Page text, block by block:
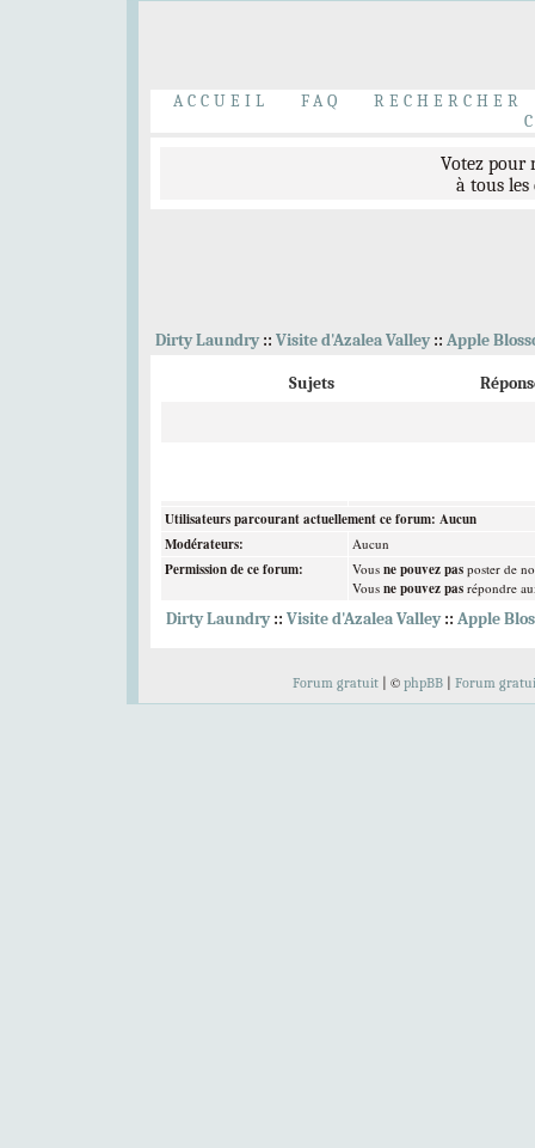
ACCUEIL FAQ
RECHERCHER
Votez pour
à tous
Et venez accueillir le
Elliott Peterson
,
Dirty Laundry:: Visite d'Azalea Valley:: Apple
Sujets
Utilisateurs parcourant actuellement ce forum: Aucun
Modérateurs:
Aucun
Permission de ce forum: Vous ne pouvez pas poster de
Vous ne pouvez pas répondre
Dirty Laundry:: Visite d'Azalea Valley:: Apple
Forum gratuit| © phpBB| Forum